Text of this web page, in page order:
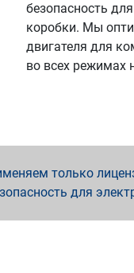
безопасность
коробки. Мы
двигателя для
во всех режимах
только
для